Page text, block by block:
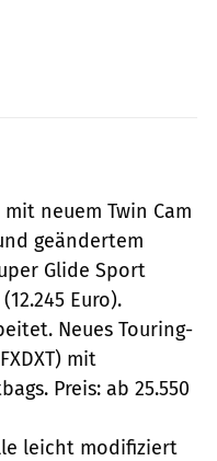
neuem Twin Cam
geändertem
Glide Sport
Euro).
Neues Touring-
mit
Preis: ab 25.550
leicht modifiziert